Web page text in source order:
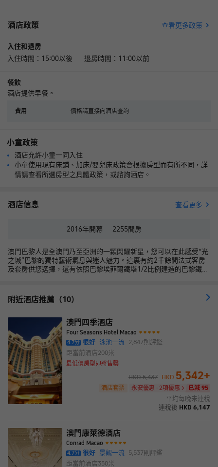
酒店政策 查看更多政策
入住和退房
入住時間：15:00以後 退房時間：11:00以前
餐飲
酒店提供早餐。
費用 價格請直接向酒店查詢
小童政策
酒店允許小童一同入住
小童使用現有床鋪、加床/嬰兒床政策會根據房型而有所不同，詳
情請查看所選房型之具體政策，或諮詢酒店。
酒店信息 查看更多
2016年開幕 2255間房
澳門巴黎人是全澳門乃至亞洲的一顆閃耀新星，您可以在此感受“光
之城”巴黎的獨特藝術氣息與迷人魅力。這裏有約2千餘間法式客房
及套房供您選擇，還有依照巴黎埃菲爾鐵塔1/2比例建造的巴黎鐵
界、兒童王國等各種娛樂項目，像巴黎人一樣體驗無處不在的浪漫
與驚喜！
附近酒店推薦（10）
澳門四季酒店
Four Seasons Hotel Macao
4.7分 很好 泳池一流 2,847則評鑑
距當前酒店200米
最低價房型即將售罄
HKD5,437 HKD 5,342+
永安優惠 · 2項優惠 已減 95
酒店套票
平均每晚未連稅
連稅後 HKD 6,147
澳門康萊德酒店
Conrad Macao
4.7分 很好 景觀一流 5,537則評鑑
距當前酒店350米